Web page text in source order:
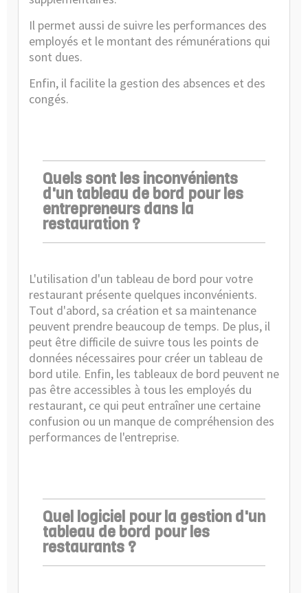
Il permet aussi de suivre les performances des
employés et le montant des rémunérations qui
sont dues.
Enfin, il facilite la gestion des absences et des
congés.
Quels sont les inconvénients
d'un tableau de bord pour les
entrepreneurs dans la
restauration ?
L'utilisation d'un tableau de bord pour votre
restaurant présente quelques inconvénients.
Tout d'abord, sa création et sa maintenance
peuvent prendre beaucoup de temps. De plus, il
peut être difficile de suivre tous les points de
données nécessaires pour créer un tableau de
bord utile. Enfin, les tableaux de bord peuvent ne
pas être accessibles à tous les employés du
restaurant, ce qui peut entraîner une certaine
confusion ou un manque de compréhension des
performances de l'entreprise.
Quel logiciel pour la gestion d'un
tableau de bord pour les
restaurants ?